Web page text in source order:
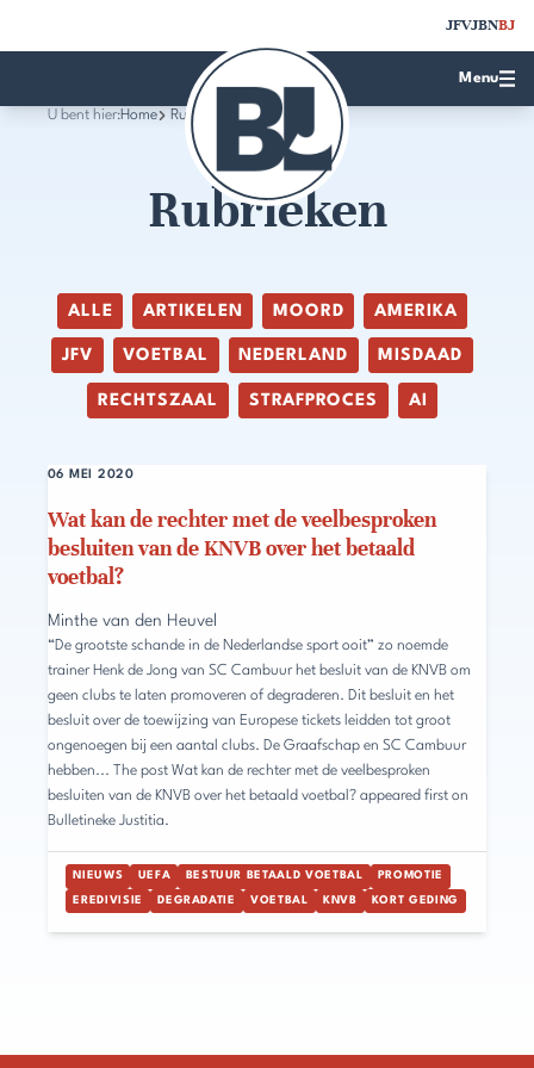
JFVJBNBJ
Menu
U bent hier:Home Rubrieken
Rubrieken
ALLE ARTIKELEN MOORD AMERIKA
JFV VOETBAL NEDERLAND MISDAAD
RECHTSZAAL STRAFPROCES AI
Wat kan de rechter met de veelbesproken
besluiten van de KNVB over het betaald
voetbal?
06 MEI 2020
Minthe van den Heuvel
“De grootste schande in de Nederlandse sport ooit” zo noemde
trainer Henk de Jong van SC Cambuur het besluit van de KNVB om
geen clubs te laten promoveren of degraderen. Dit besluit en het
besluit over de toewijzing van Europese tickets leidden tot groot
ongenoegen bij een aantal clubs. De Graafschap en SC Cambuur
hebben... The post Wat kan de rechter met de veelbesproken
besluiten van de KNVB over het betaald voetbal? appeared first on
Bulletineke Justitia.
NIEUWS UEFA BESTUUR BETAALD VOETBAL PROMOTIE
EREDIVISIE DEGRADATIE VOETBAL KNVB KORT GEDING